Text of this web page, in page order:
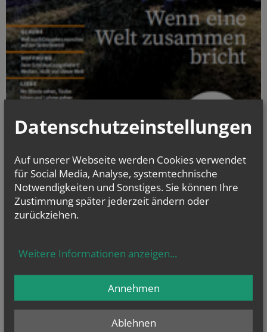
JULI 2024
Datenschutzeinstellungen
Auf unserer Webseite werden Cookies verwendet
für Social Media, Analyse, systemtechnische
Notwendigkeiten und Sonstiges. Sie können Ihre
Zustimmung später jederzeit ändern oder
zurückziehen.
Weitere Informationen anzeigen...
Ablehnen
Annehmen